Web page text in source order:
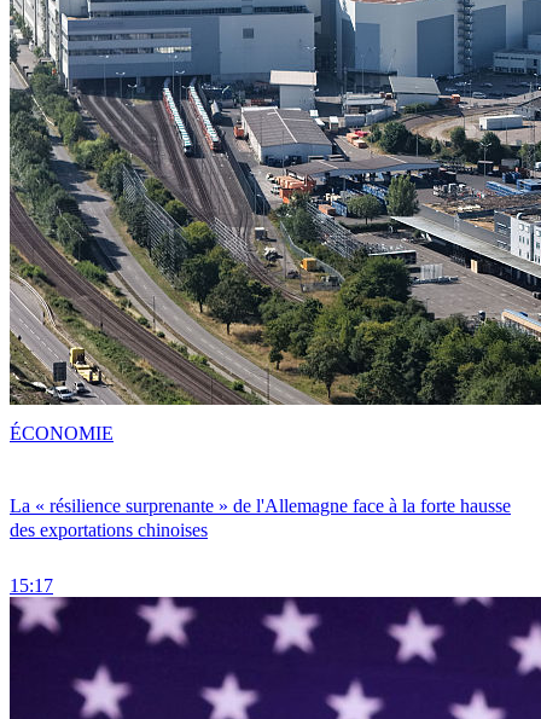
La « résilience surprenante » de l'Allemagne face à la forte hausse
des exportations chinoises
15:17
ÉCONOMIE